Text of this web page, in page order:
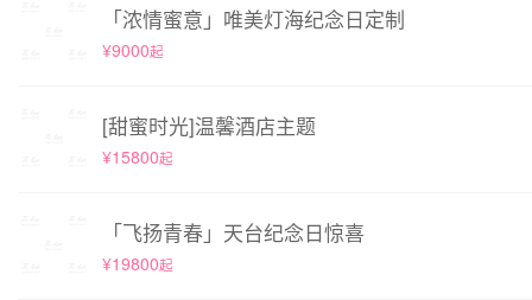
「浓情蜜意」唯美灯海纪念日定制
¥9000起
[甜蜜时光]温馨酒店主题
¥15800起
「飞扬青春」天台纪念日惊喜
¥19800起